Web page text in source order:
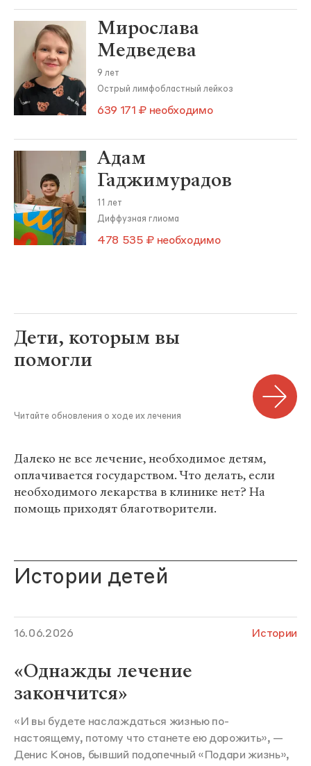
Мирослава
Медведева
9 лет
Острый лимфобластный лейкоз
639 171 ₽ необходимо
Адам
Гаджимурадов
11 лет
Диффузная глиома
478 535 ₽ необходимо
Дети, которым вы
помогли
Читайте обновления о ходе их лечения
Далеко не все лечение, необходимое детям,
оплачивается государством. Что делать, если
необходимого лекарства в клинике нет? На
помощь приходят благотворители.
Истории детей
16.06.2026 Истории
«Однажды лечение
закончится»
«И вы будете наслаждаться жизнью по-
настоящему, потому что станете ею дорожить», —
Денис Конов, бывший подопечный «Подари жизнь»,